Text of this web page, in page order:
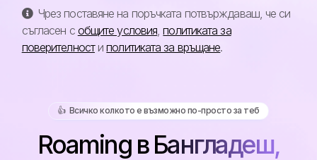
Чрез поставяне на поръчката потвърждаваш, че си
съгласен с общите условия,политиката за
поверителностиполитиката за връщане.
👍️ Всичко колкото е възможно по-просто за теб
Roaming в Бангладеш,